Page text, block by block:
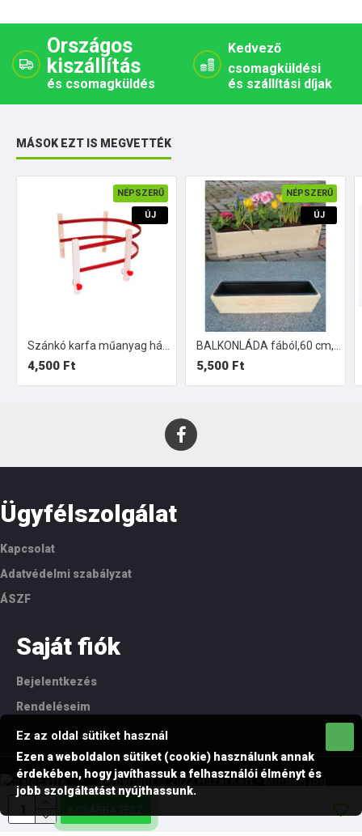
Országos
kiszállítás
és csomagküldés
Kedvező
csomagküldési
és szállítási díjak
MÁSOK EZT IS MEGVETTÉK
NÉPSZERŰ
ÚJ
Szánkó karfa műanyag háttámlával
4,500 Ft
NÉPSZERŰ
ÚJ
BALKONLÁDA fából,60 cm, műanyag betéttel.
5,500 Ft
Ügyfélszolgálat
Kapcsolat
Adatvédelmi szabályzat
ÁSZF
Saját fiók
Bejelentkezés
Rendeléseim
Copyright © 2022 Hazai Kert - Minden jog
fenntartva!
Ez az oldal sütiket használ
Ezen a weboldalon sütiket (cookie) használunk annak
érdekében, hogy javíthassuk a felhasználói élményt és
jobb szolgáltatást nyújthassunk.